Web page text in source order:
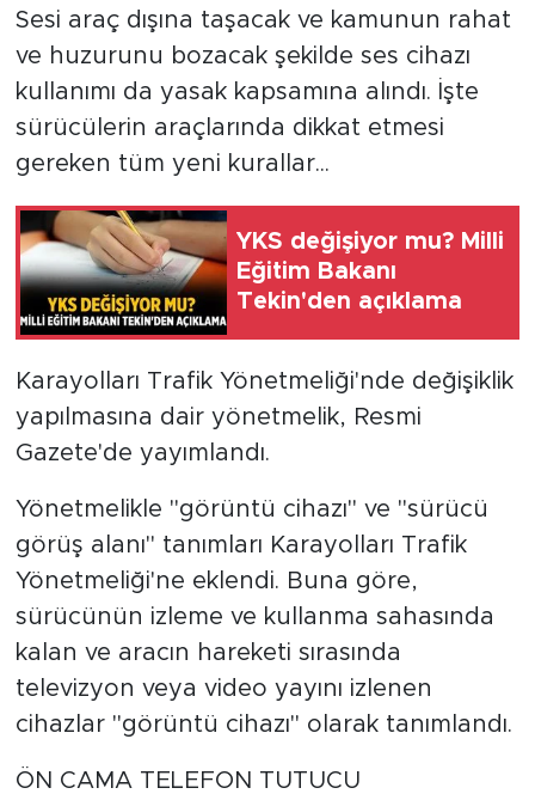
Sesi araç dışına taşacak ve kamunun rahat
ve huzurunu bozacak şekilde ses cihazı
kullanımı da yasak kapsamına alındı. İşte
sürücülerin araçlarında dikkat etmesi
gereken tüm yeni kurallar...
YKS değişiyor mu? Milli
Eğitim Bakanı
Tekin'den açıklama
Karayolları Trafik Yönetmeliği'nde değişiklik
yapılmasına dair yönetmelik, Resmi
Gazete'de yayımlandı.
Yönetmelikle "görüntü cihazı" ve "sürücü
görüş alanı" tanımları Karayolları Trafik
Yönetmeliği'ne eklendi. Buna göre,
sürücünün izleme ve kullanma sahasında
kalan ve aracın hareketi sırasında
televizyon veya video yayını izlenen
cihazlar "görüntü cihazı" olarak tanımlandı.
ÖN CAMA TELEFON TUTUCU